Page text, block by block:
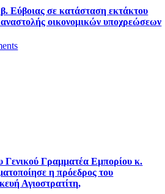
Εύβοιας σε κατάσταση εκτάκτου
οικονομικών υποχρεώσεων
Γενικού Γραμματέα Εμπορίου κ.
η πρόεδρος του
Αγιοστρατίτη,